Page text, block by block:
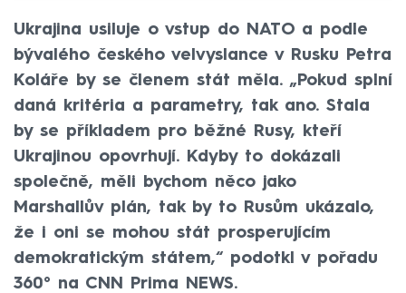
Ukrajina usiluje o vstup do NATO a podle
bývalého českého velvyslance v Rusku Petra
Koláře by se členem stát měla. „Pokud splní
daná kritéria a parametry, tak ano. Stala
by se příkladem pro běžné Rusy, kteří
Ukrajinou opovrhují. Kdyby to dokázali
společně, měli bychom něco jako
Marshallův plán, tak by to Rusům ukázalo,
že i oni se mohou stát prosperujícím
demokratickým státem,“ podotkl v pořadu
360° na CNN Prima NEWS.